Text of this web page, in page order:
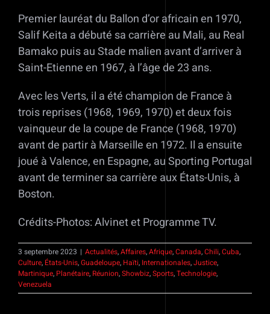
Premier lauréat du Ballon d’or africain en 1970,
Salif Keita a débuté sa carrière au Mali, au Real
Bamako puis au Stade malien avant d’arriver à
Saint-Etienne en 1967, à l’âge de 23 ans.
Avec les Verts, il a été champion de France à
trois reprises (1968, 1969, 1970) et deux fois
vainqueur de la coupe de France (1968, 1970)
avant de partir à Marseille en 1972. Il a ensuite
joué à Valence, en Espagne, au Sporting Portugal
avant de terminer sa carrière aux États-Unis, à
Boston.
Crédits-Photos: Alvinet et Programme TV.
3 septembre 2023 | Actualités,Affaires,Afrique,Canada,Chili,Cuba,
Culture, États-Unis,Guadeloupe, Haïti, Internationales,Justice,
Martinique, Planétaire, Réunion,Showbiz,Sports,Technologie,
Venezuela